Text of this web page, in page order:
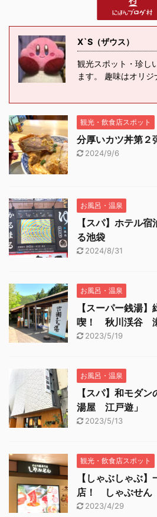
X`S（ザウス）
観光スポット・珍し
ます。 趣味はオリジ
観光・飲食店スポット
分厚いカツ丼第
2024/9/6
お風呂・温泉
【スパ】ホテル
る池袋
2024/8/31
お風呂・温泉
【スーパー銭湯
喫！ 秋川渓谷
2023/5/19
お風呂・温泉
【スパ】和モダ
湯屋 江戸遊」
2023/5/13
観光・飲食店スポット
【しゃぶしゃぶ
店！ しゃぶせん
2023/4/29